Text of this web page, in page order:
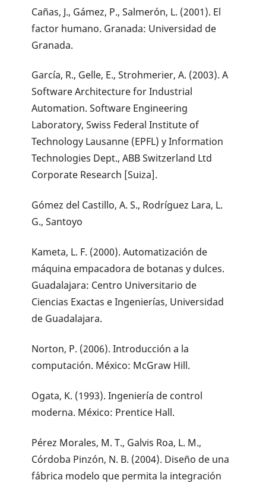
Cañas, J., Gámez, P., Salmerón, L. (2001). El
factor humano. Granada: Universidad de
Granada.
García, R., Gelle, E., Strohmerier, A. (2003). A
Software Architecture for Industrial
Automation. Software Engineering
Laboratory, Swiss Federal Institute of
Technology Lausanne (EPFL) y Information
Technologies Dept., ABB Switzerland Ltd
Corporate Research [Suiza].
Gómez del Castillo, A. S., Rodríguez Lara, L.
G., Santoyo
Kameta, L. F. (2000). Automatización de
máquina empacadora de botanas y dulces.
Guadalajara: Centro Universitario de
Ciencias Exactas e Ingenierías, Universidad
de Guadalajara.
Norton, P. (2006). Introducción a la
computación. México: McGraw Hill.
Ogata, K. (1993). Ingeniería de control
moderna. México: Prentice Hall.
Pérez Morales, M. T., Galvis Roa, L. M.,
Córdoba Pinzón, N. B. (2004). Diseño de una
fábrica modelo que permita la integración